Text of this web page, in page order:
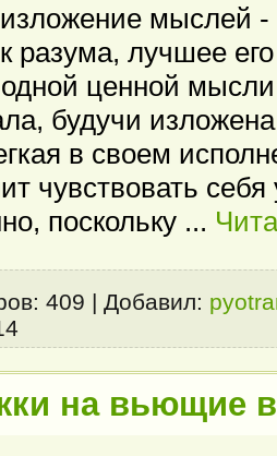
мыслей -
разума, лучшее
ценной
будучи
в своем
чувствовать
поскольку ...
409 | Добавил:
на вьющие